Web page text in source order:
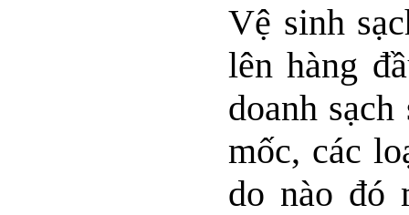
Vệ sinh
lên hàng
doanh
mốc, các
do nào đó